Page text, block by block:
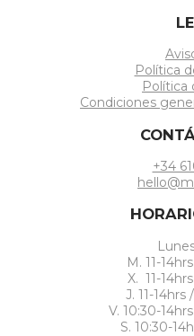
Política
Política
Condiciones
+34
M. 11-
X. 11-
J. 11-
V. 10:30-
S. 10:30-